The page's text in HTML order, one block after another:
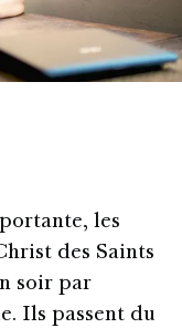
les
des Saints
soir par
Ils passent du